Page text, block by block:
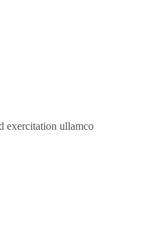
exercitation ullamco